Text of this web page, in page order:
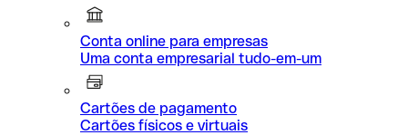
Conta online para empresas
Uma conta empresarial tudo-em-um
Cartões de pagamento
Cartões físicos e virtuais